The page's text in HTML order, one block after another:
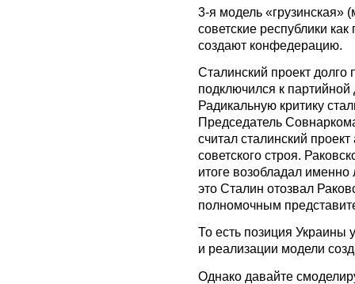
3-я модель
советские республики
создают конфедерацию.
Сталинский проект долго
подключился к
Радикальную критику
Председатель
считал сталинский
советского строя.
итоге возобладал
это Сталин отозвал
полномочным
То есть позиция
и реализации модели
Однако давайте